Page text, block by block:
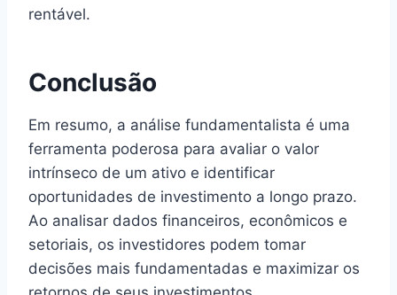
rentável.
Conclusão
Em resumo, a análise fundamentalista é uma
ferramenta poderosa para avaliar o valor
intrínseco de um ativo e identificar
oportunidades de investimento a longo prazo.
Ao analisar dados financeiros, econômicos e
setoriais, os investidores podem tomar
decisões mais fundamentadas e maximizar os